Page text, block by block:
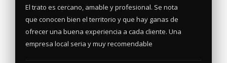
El trato es cercano, amable y profesional. Se nota
que conocen bien el territorio y que hay ganas de
ofrecer una buena experiencia a cada cliente. Una
empresa local seria y muy recomendable